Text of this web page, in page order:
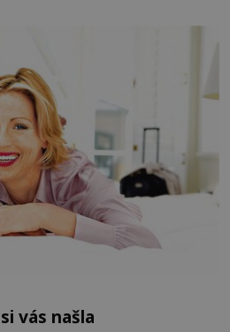
poznáváním památek ve
termálním
vás našla